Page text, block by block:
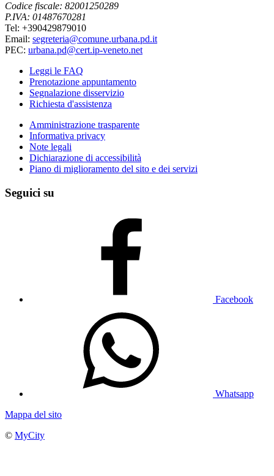
Codice fiscale: 82001250289
P.IVA: 01487670281
Tel: +390429879010
Email: segreteria@comune.urbana.pd.it
PEC: urbana.pd@cert.ip-veneto.net
Leggi le FAQ
Prenotazione appuntamento
Segnalazione disservizio
Richiesta d'assistenza
Amministrazione trasparente
Informativa privacy
Note legali
Dichiarazione di accessibilità
Piano di miglioramento del sito e dei servizi
Seguici su
Facebook
Whatsapp
Mappa del sito
© MyCity